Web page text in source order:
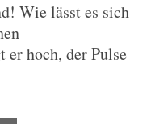
Wie lässt es sich
er hoch, der Pulse